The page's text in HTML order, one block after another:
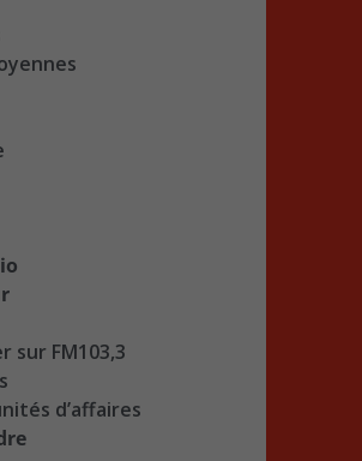
sur FM103,3
d’affaires